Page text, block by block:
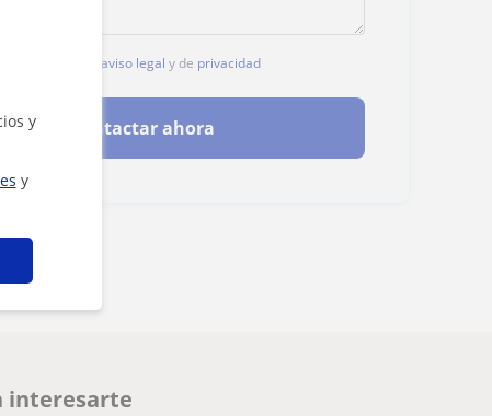
y
y
aviso legal y de privacidad
Contactar ahora
interesarte